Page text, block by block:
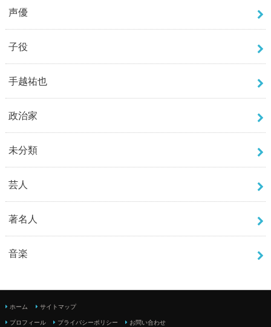
声優
子役
手越祐也
政治家
未分類
芸人
著名人
音楽
ホーム サイトマップ
プロフィール プライバシーポリシー お問い合わせ